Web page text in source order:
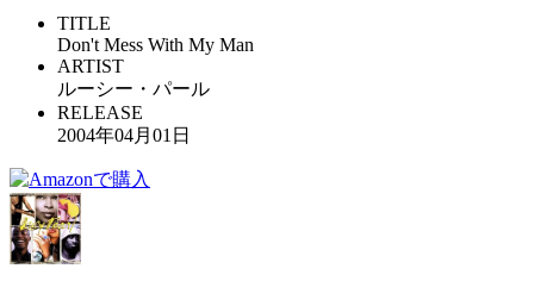
TITLE
Don't Mess With My Man
ARTIST
ルーシー・パール
RELEASE
2004年04月01日